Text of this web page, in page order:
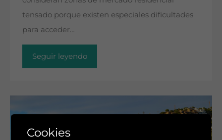
tensado porque existen especiales dificultades
para acceder…
Seguir leyendo
Cookies